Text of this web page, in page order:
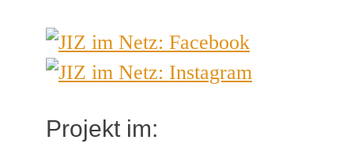
Projekt im: